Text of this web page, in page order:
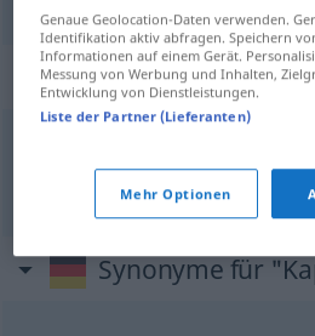
Beispielsätze für
Synonyme für
Genaue Geolocation-Daten verwenden.
Identifikation aktiv abfragen. Speichern
Informationen auf einem Gerät.
Messung von Werbung und Inhalten,
Entwicklung von Dienstleistungen.
Liste der Partner (Lieferanten)
Mehr Optionen